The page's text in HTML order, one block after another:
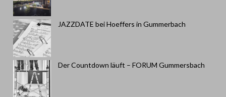
JAZZDATE bei Hoeffers in Gummerbach
Der Countdown läuft – FORUM Gummersbach